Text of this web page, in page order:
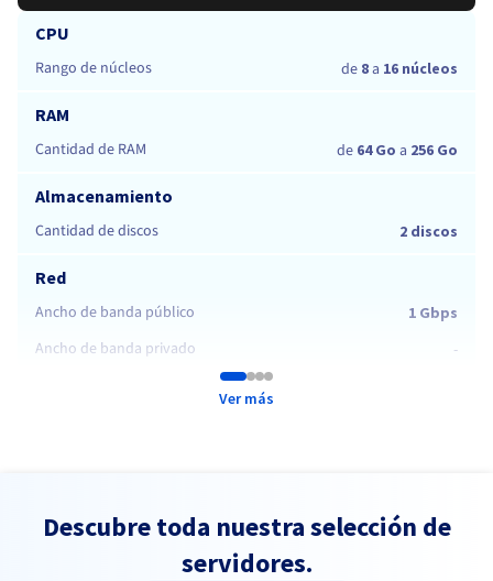
CPU
Rango de núcleos
de 8a 16 núcleos
RAM
Cantidad de RAM
de 64 Go a 256 Go
Almacenamiento
Cantidad de discos
2 discos
Red
Ancho de banda público
1 Gbps
Ancho de banda privado -
Ver más
Descubre toda nuestra selección de
servidores.